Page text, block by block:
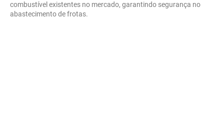
combustível existentes no mercado, garantindo segurança no
abastecimento de frotas.